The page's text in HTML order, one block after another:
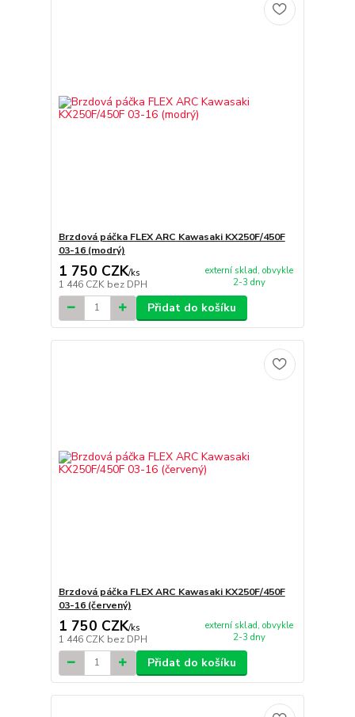
Brzdová páčka FLEX ARC Kawasaki KX250F/450F
03-16 (modrý)
1 750 CZK/ks
1 446 CZK bez DPH
externí sklad, obvykle
2-3 dny
Přidat do košíku
Brzdová páčka FLEX ARC Kawasaki KX250F/450F
03-16 (červený)
1 750 CZK/ks
1 446 CZK bez DPH
externí sklad, obvykle
2-3 dny
Přidat do košíku